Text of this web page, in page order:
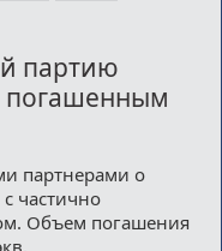
партию
погашенным
партнерами о
частично
Объем погашения